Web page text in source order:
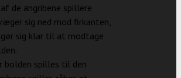
af de angribene spillere
sig ned mod firkanten,
sig klar til at modtage
bolden spilles til den